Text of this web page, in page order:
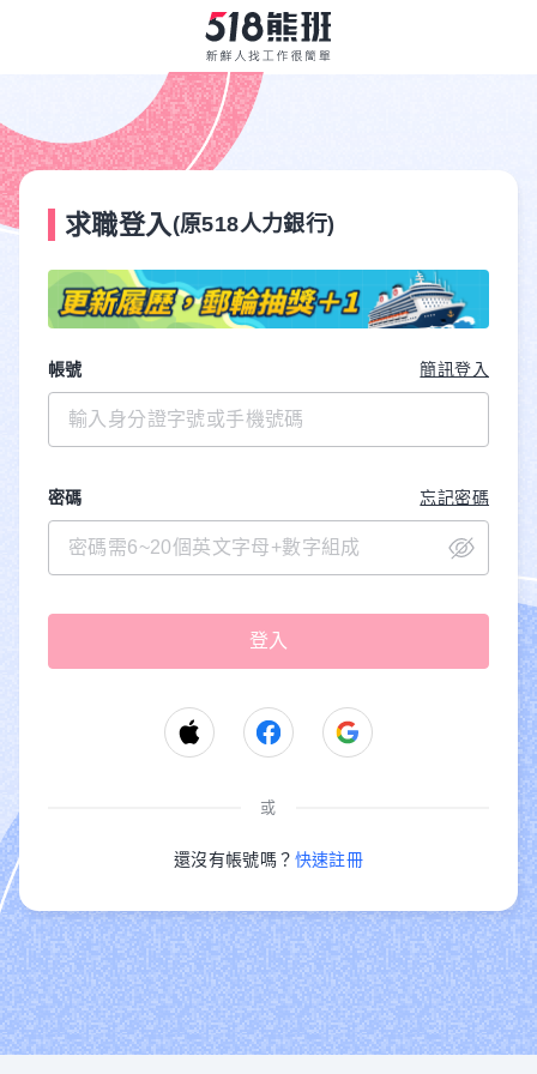
求職登入 (原518人力銀行)
帳號 簡訊登入
密碼 忘記密碼
或
還沒有帳號嗎？ 快速註冊